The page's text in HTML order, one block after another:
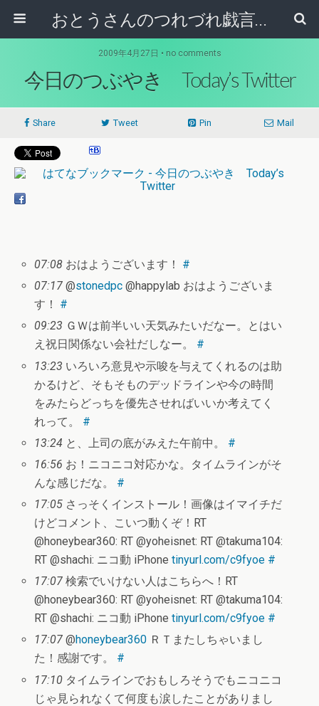
おとうさんのつれづれ戯言記
2009年4月27日 • no comments
今日のつぶやき Today’s Twitter
Share Tweet Pin Mail
07:08 おはようございます！ #
07:17 @stonedpc @happylab おはようございま
す！ #
09:23 ＧＷは前半いい天気みたいだなー。とはい
え祝日関係ない会社だしなー。 #
13:23 いろいろ意見や示唆を与えてくれるのは助
かるけど、そもそものデッドラインや今の時間
をみたらどっちを優先させればいいか考えてく
れって。 #
13:24 と、上司の底がみえた午前中。 #
16:56 お！ニコニコ対応かな。タイムラインがそ
んな感じだな。 #
17:05 さっそくインストール！画像はイマイチだ
けどコメント、こいつ動くぞ！RT
@honeybear360: RT @yoheisnet: RT @takuma104:
RT @shachi: ニコ動 iPhonetinyurl.com/c9fyoe #
17:07 検索でいけない人はこちらへ！RT
@honeybear360: RT @yoheisnet: RT @takuma104:
RT @shachi: ニコ動 iPhonetinyurl.com/c9fyoe #
17:07 @honeybear360 ＲＴまたしちゃいまし
た！感謝です。 #
17:10 タイムラインでおもしろそうでもニコニコ
じゃ見られなくて何度も涙したことがありまし